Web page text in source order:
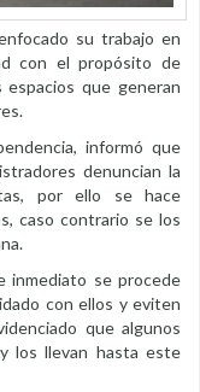
su trabajo en
con el propósito de
que generan
informó que
denuncian la
por ello se hace
caso contrario se los
inmediato se procede
con ellos y eviten
que algunos
los llevan hasta este